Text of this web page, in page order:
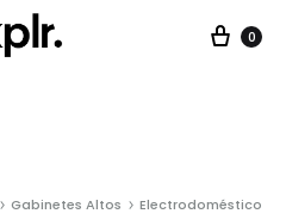
0
Gabinetes Altos Electrodoméstico